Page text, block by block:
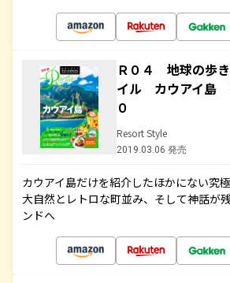
Ｒ０４ 地球の歩
イル カウアイ島
０
Resort Style
2019.03.06 発売
カウアイ島だけを紹介したほかにない究
大自然とレトロな町並み、そして神話が
ンドへ